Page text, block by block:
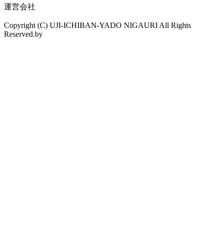
運営会社
Copyright (C) UJI-ICHIBAN-YADO NIGAURI All Rights
Reserved.by